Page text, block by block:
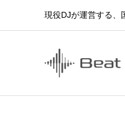
現役DJが運営する、